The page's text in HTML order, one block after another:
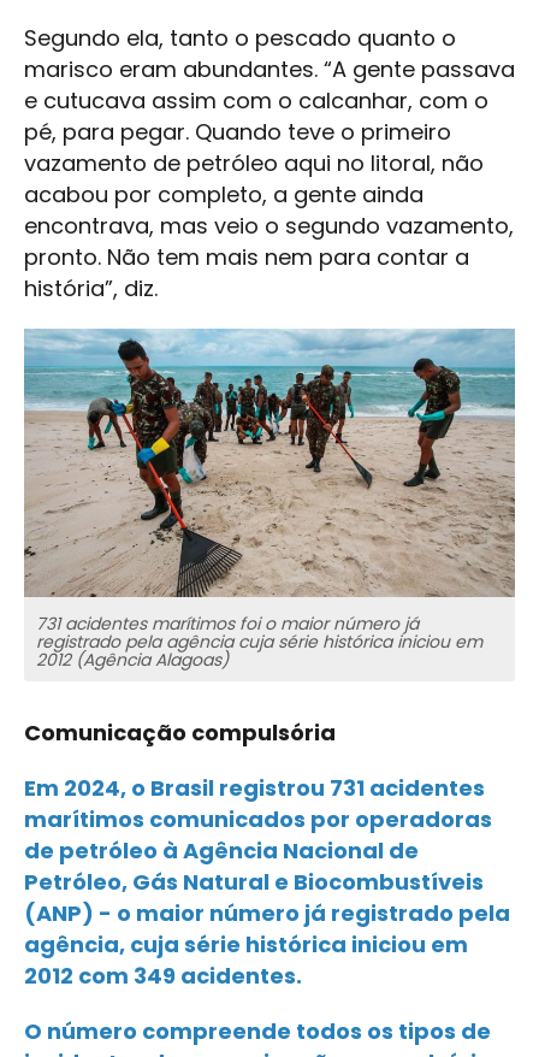
Segundo ela, tanto o pescado quanto o
marisco eram abundantes. “A gente passava
e cutucava assim com o calcanhar, com o
pé, para pegar. Quando teve o primeiro
vazamento de petróleo aqui no litoral, não
acabou por completo, a gente ainda
encontrava, mas veio o segundo vazamento,
pronto. Não tem mais nem para contar a
história”, diz.
731 acidentes marítimos foi o maior número já
registrado pela agência cuja série histórica iniciou em
2012 (Agência Alagoas)
Comunicação compulsória
Em 2024, o Brasil registrou 731 acidentes
marítimos comunicados por operadoras
de petróleo à Agência Nacional de
Petróleo, Gás Natural e Biocombustíveis
(ANP) - o maior número já registrado pela
agência, cuja série histórica iniciou em
2012 com 349 acidentes.
O número compreende todos os tipos de